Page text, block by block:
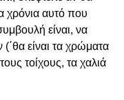
χρόνια αυτό που
είναι, να
είναι τα χρώματα
τοίχους, τα χαλιά